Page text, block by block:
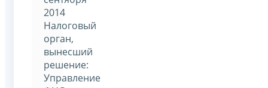
2014
Налоговый
орган,
вынесший
решение:
Управление